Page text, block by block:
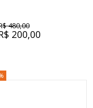
480,00
200,00